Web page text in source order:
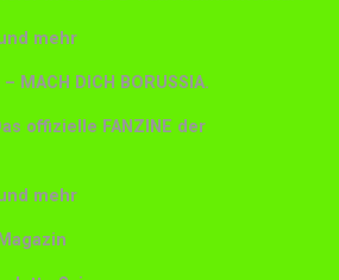
mehr
MACH DICH BORUSSIA.
offizielle FANZINE der
mehr